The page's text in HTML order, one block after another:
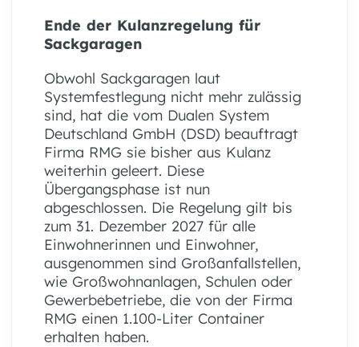
Ende der Kulanzregelung für
Sackgaragen
Obwohl Sackgaragen laut
Systemfestlegung nicht mehr zulässig
sind, hat die vom Dualen System
Deutschland GmbH (DSD) beauftragt
Firma RMG sie bisher aus Kulanz
weiterhin geleert. Diese
Übergangsphase ist nun
abgeschlossen. Die Regelung gilt bis
zum 31. Dezember 2027 für alle
Einwohnerinnen und Einwohner,
ausgenommen sind Großanfallstellen,
wie Großwohnanlagen, Schulen oder
Gewerbebetriebe, die von der Firma
RMG einen 1.100-Liter Container
erhalten haben.